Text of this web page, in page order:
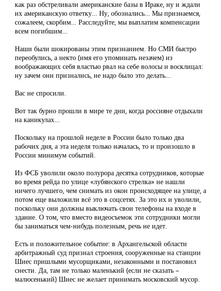
как раз обстреливали американские базы в Ираке, ну и ждали
их американскую ответку… Ну, обознались… Мы признаемся,
сожалеем, скорбим… Расследуйте, мы выплатим компенсации
всем погибшим…
Наши были шокированы этим признанием. Но СМИ быстро
переобулись, а некто (имя его упоминать незачем) из
воображающих себя властью рвал на себе волосы и восклицал:
ну зачем они признались, не надо было это делать…
Вас не спросили.
Вот так бурно прошли в мире те дни, когда россияне отдыхали
на каникулах…
Поскольку на прошлой неделе в России было только два
рабочих дня, а эта неделя только началась, то и произошло в
России минимум событий.
Из ФСБ уволили около полурора десятка сотрудников, которые
во время рейда по улице «лубянского стрелка» не нашли
ничего лучшего, чем снимать из окон происходящее на улице, а
потом еще выложили всё это в соцсетях. За это их и уволили,
поскольку они должны выключать свои телефоны на входе в
здание. О том, что вместо видеосъемок эти сотрудники могли
бы заниматься чем-нибудь полезным, речь не идет.
Есть и положительное событие: в Архангельской области
арбитражный суд признал строения, сооруженные на станции
Шиес пришлыми мусорщиками, незаконными и постановил
снести. Да, там не только маленький (если не сказать –
малюсенький) Шиес не желает принимать московский мусор.